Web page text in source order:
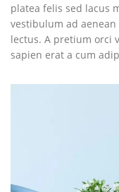
platea felis sed lacus
vestibulum ad
lectus. A pretium orci
sapien erat a cum